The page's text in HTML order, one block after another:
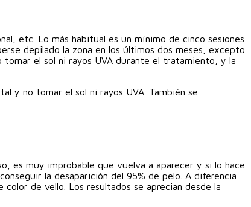
etc. Lo más habitual es un mínimo de cinco sesiones
depilado la zona en los últimos dos meses, excepto
el sol ni rayos UVA durante el tratamiento, y la
y no tomar el sol ni rayos UVA. También se
es muy improbable que vuelva a aparecer y si lo hace
la desaparición del 95% de pelo. A diferencia
de vello. Los resultados se aprecian desde la